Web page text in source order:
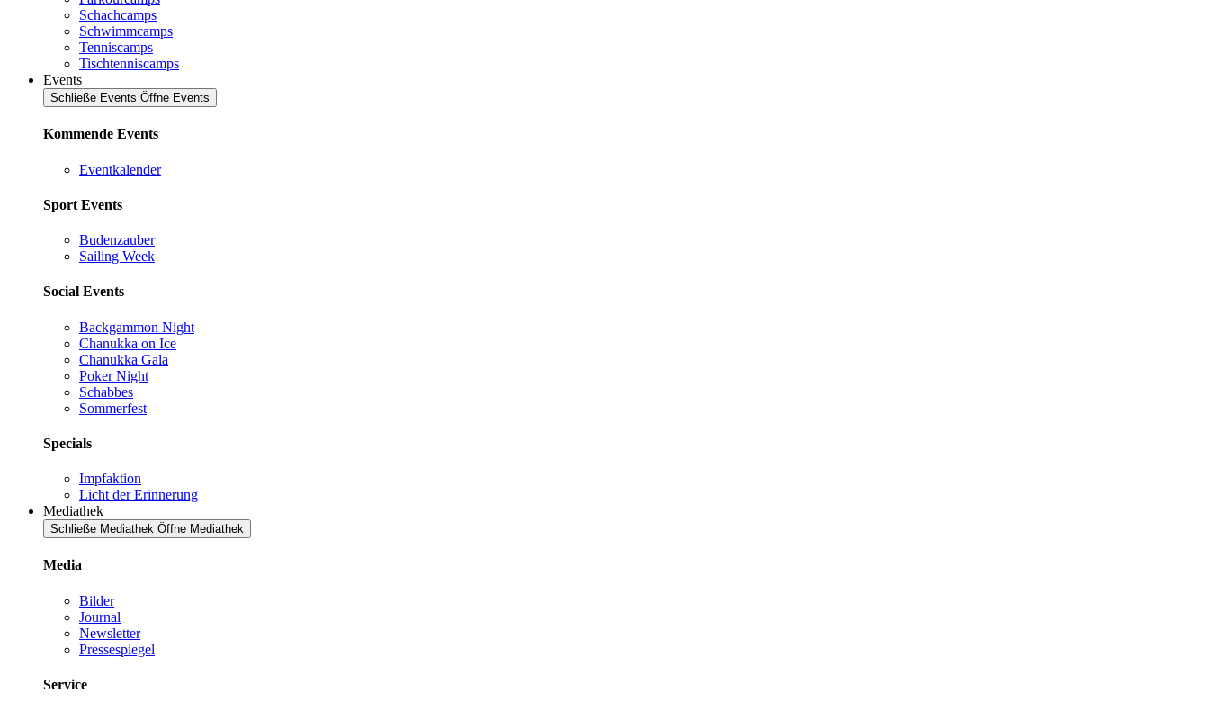
Schachcamps
Schwimmcamps
Tenniscamps
Tischtenniscamps
Events
Schließe Events Öffne Events
Kommende Events
Eventkalender
Sport Events
Budenzauber
Sailing Week
Social Events
Backgammon Night
Chanukka on Ice
Chanukka Gala
Poker Night
Schabbes
Sommerfest
Specials
Impfaktion
Licht der Erinnerung
Mediathek
Schließe Mediathek Öffne Mediathek
Media
Bilder
Journal
Newsletter
Pressespiegel
Service